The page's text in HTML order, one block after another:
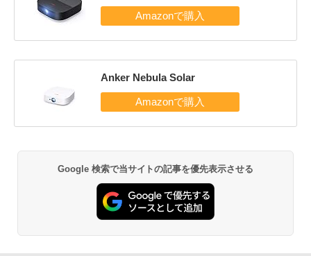
Anker Nebula Solar
Google 検索で当サイトの記事を優先表示させる